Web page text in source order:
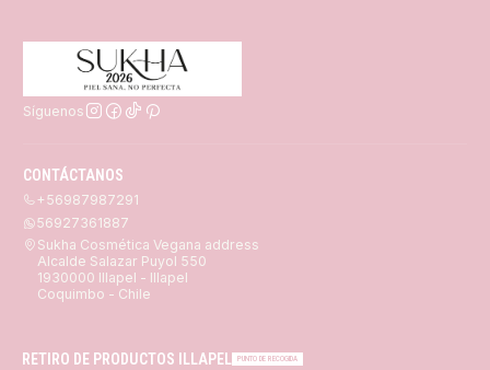
Síguenos
CONTÁCTANOS
+56987987291
56927361887
Sukha Cosmética Vegana address
Alcalde Salazar Puyol 550
1930000 Illapel - Illapel
Coquimbo - Chile
RETIRO DE PRODUCTOS ILLAPEL PUNTO DE RECOGIDA